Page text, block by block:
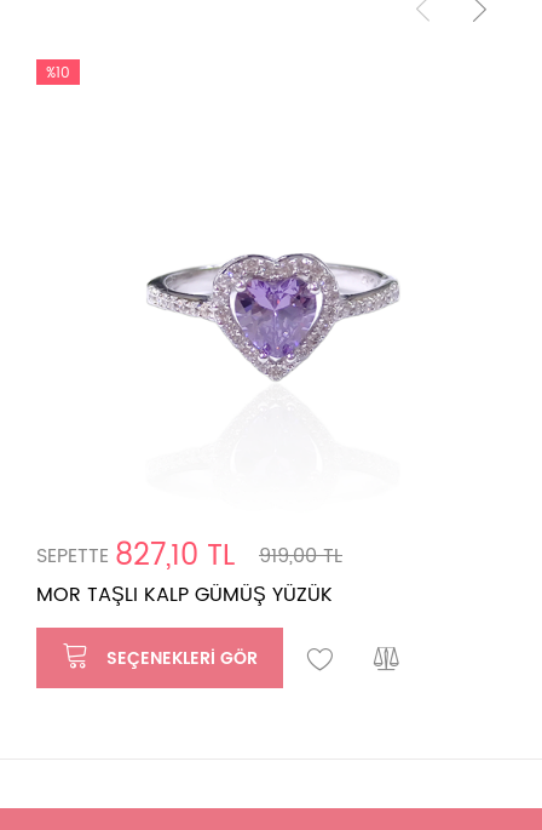
%10
SEPETTE 827,10 TL
919,00 TL
MOR TAŞLI KALP GÜMÜŞ YÜZÜK
SEÇENEKLERI GÖR